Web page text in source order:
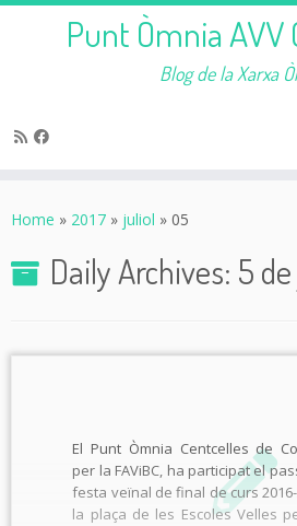
to
Punt Òmnia AVV
Blog de la Xarxa
Home » 2017 » juliol » 05
Daily Archives: 5
El Punt Òmnia Centcelles de
per la FAViBC, ha participat el
festa veïnal de final de curs
la plaça de les Escoles Velles